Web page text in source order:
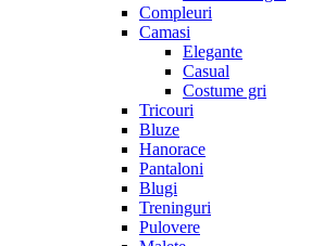
Compleuri
Camasi
Elegante
Casual
Costume gri
Tricouri
Bluze
Hanorace
Pantaloni
Blugi
Treninguri
Pulovere